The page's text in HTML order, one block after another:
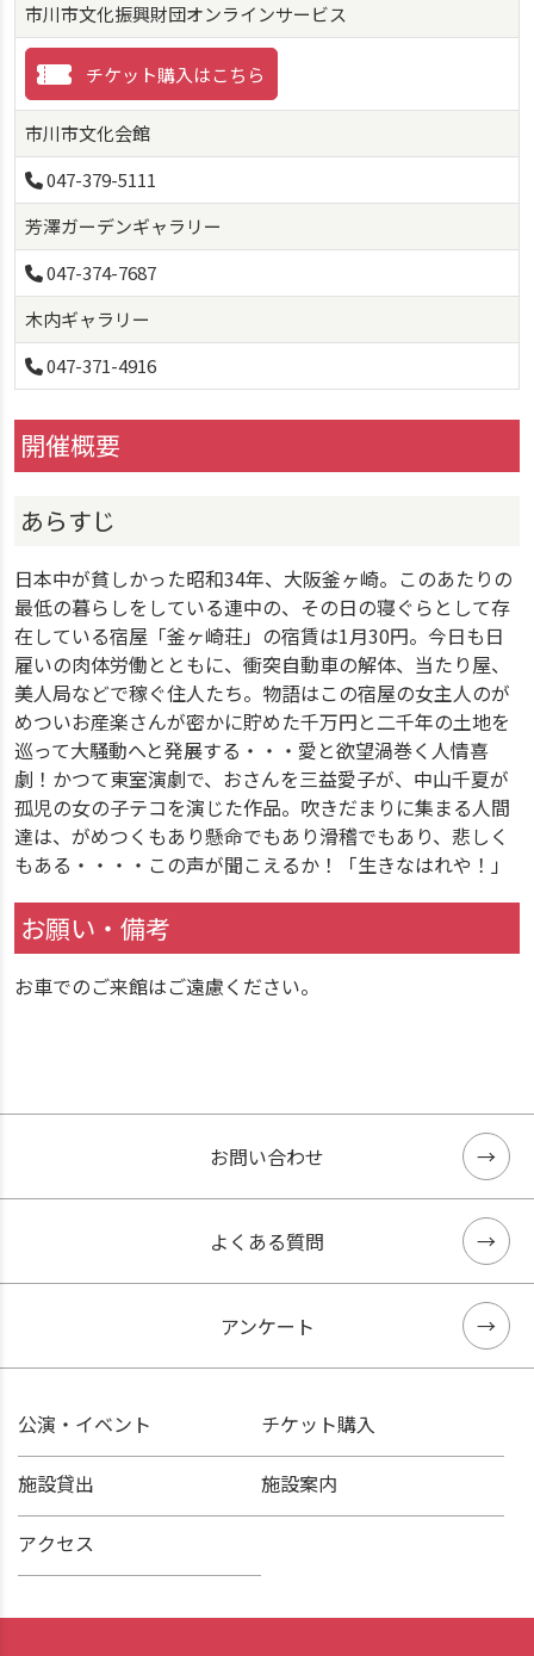
市川市文化振興財団オンラインサービス
チケット購入はこちら
市川市文化会館
047-379-5111
芳澤ガーデンギャラリー
047-374-7687
木内ギャラリー
047-371-4916
開催概要
あらすじ
日本中が貧しかった昭和34年、大阪釜ヶ崎。このあたりの
最低の暮らしをしている連中の、その日の寝ぐらとして存
在している宿屋「釜ヶ崎荘」の宿賃は1月30円。今日も日
雇いの肉体労働とともに、衝突自動車の解体、当たり屋、
美人局などで稼ぐ住人たち。物語はこの宿屋の女主人のが
めついお産楽さんが密かに貯めた千万円と二千年の土地を
巡って大騒動へと発展する・・・愛と欲望渦巻く人情喜
劇！かつて東室演劇で、おさんを三益愛子が、中山千夏が
孤児の女の子テコを演じた作品。吹きだまりに集まる人間
達は、がめつくもあり懸命でもあり滑稽でもあり、悲しく
もある・・・・この声が聞こえるか！「生きなはれや！」
お願い・備考
お車でのご来館はご遠慮ください。
お問い合わせ
よくある質問
アンケート
公演・イベント チケット購入
施設貸出 施設案内
アクセス